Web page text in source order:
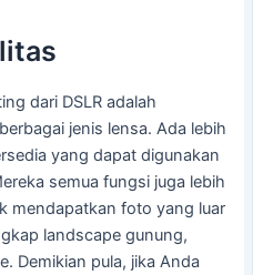
dari DSLR adalah
jenis lensa. Ada lebih
yang dapat digunakan
semua fungsi juga lebih
mendapatkan foto yang luar
landscape gunung,
Demikian pula, jika Anda